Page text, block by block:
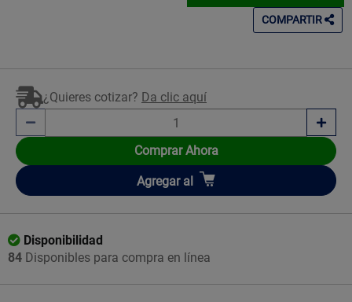
COMPARTIR
¿Quieres cotizar? Da clic aquí
Comprar Ahora
Añadir
Agregar al
Disponibilidad
84 Disponibles para compra en línea